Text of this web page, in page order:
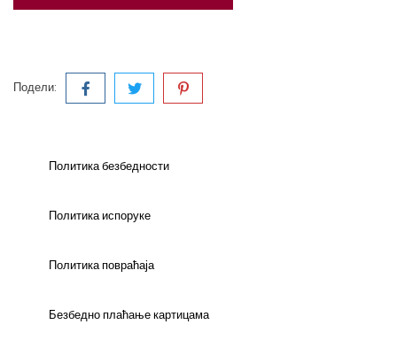
Подели:
Политика безбедности
Политика испоруке
Политика повраћаја
Безбедно плаћање картицама